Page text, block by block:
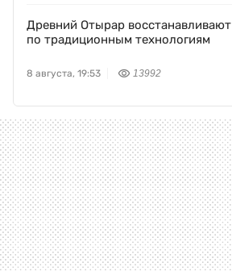
Древний Отырар восстанавливают
по традиционным технологиям
8 августа, 19:53 13992